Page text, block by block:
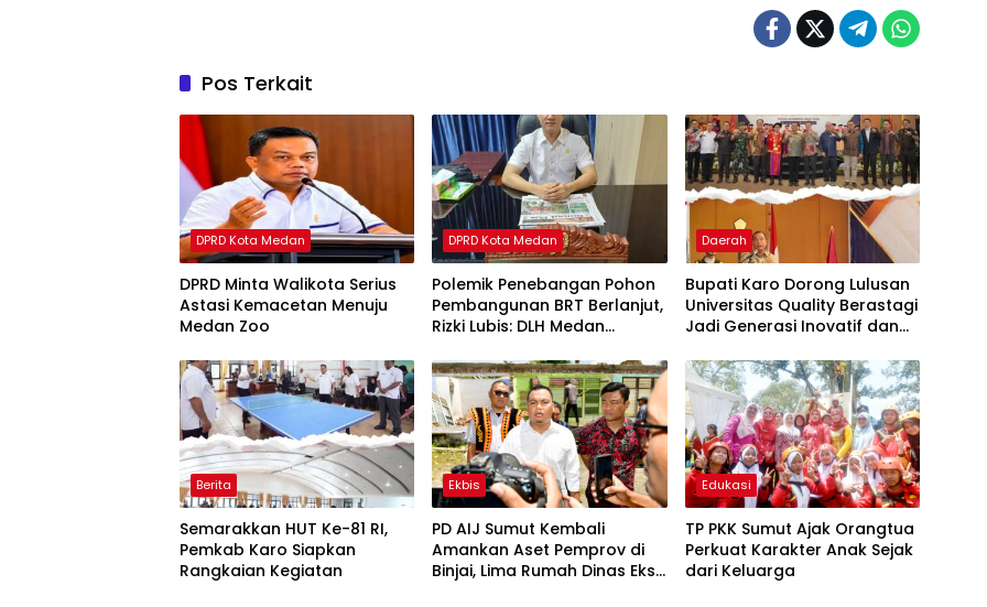
Pos Terkait
DPRD Kota Medan
DPRD Minta Walikota Serius
Astasi Kemacetan Menuju
Medan Zoo
DPRD Kota Medan
Polemik Penebangan Pohon
Pembangunan BRT Berlanjut,
Rizki Lubis: DLH Medan
Daerah
Bupati Karo Dorong Lulusan
Universitas Quality Berastagi
Jadi Generasi Inovatif dan
Berita
Semarakkan HUT Ke-81 RI,
Pemkab Karo Siapkan
Rangkaian Kegiatan
Ekbis
PD AIJ Sumut Kembali
Amankan Aset Pemprov di
Binjai, Lima Rumah Dinas Eks
Edukasi
TP PKK Sumut Ajak Orangtua
Perkuat Karakter Anak Sejak
dari Keluarga